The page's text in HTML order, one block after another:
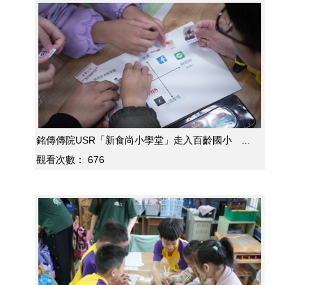
銘傳傳院USR「新食尚小學堂」走入百齡國小 ...
觀看次數：
676